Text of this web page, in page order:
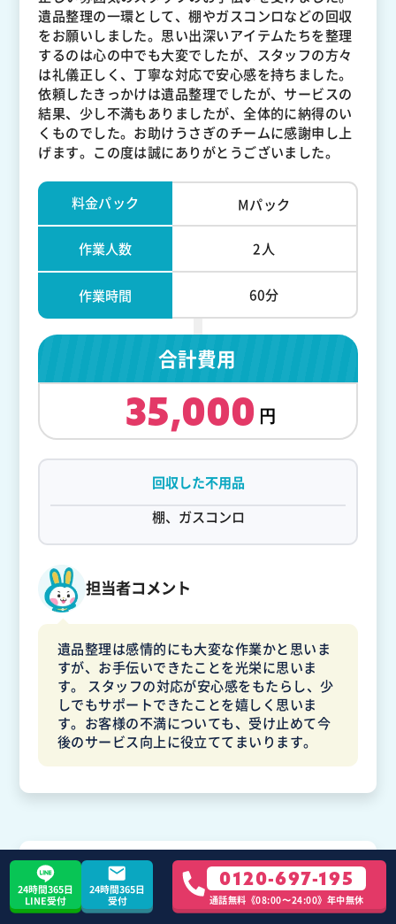
遺品整理の一環として、棚やガスコンロなどの回収
をお願いしました。思い出深いアイテムたちを整理
するのは心の中でも大変でしたが、スタッフの方々
は礼儀正しく、丁寧な対応で安心感を持ちました。
依頼したきっかけは遺品整理でしたが、サービスの
結果、少し不満もありましたが、全体的に納得のい
くものでした。お助けうさぎのチームに感謝申し上
げます。この度は誠にありがとうございました。
料金パック Mパック
作業人数 2人
作業時間 60分
合計費用
35,000
回収した不用品
棚、ガスコンロ
担当者コメント
遺品整理は感情的にも大変な作業かと思いま
すが、お手伝いできたことを光栄に思いま
す。 スタッフの対応が安心感をもたらし、少
しでもサポートできたことを嬉しく思いま
す。お客様の不満についても、受け止めて今
後のサービス向上に役立ててまいります。
せなさん
30代 / 埼玉県 / 小川町
不用品回収 3LDK
24時間365日
LINE受付
24時間365日
受付
0120-697-195
通話無料《08:00〜24:00》年中無休